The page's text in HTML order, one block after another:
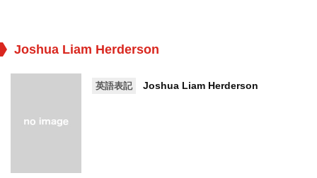
Joshua Liam Herderson
英語表記 Joshua Liam Herderson